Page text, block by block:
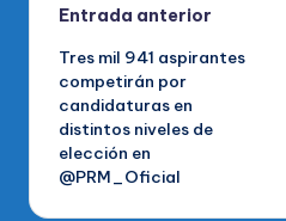
Navegación
de
entradas
Entrada anterior
Tres mil 941 aspirantes
competirán por
candidaturas en
distintos niveles de
elección en
@PRM_Oficial